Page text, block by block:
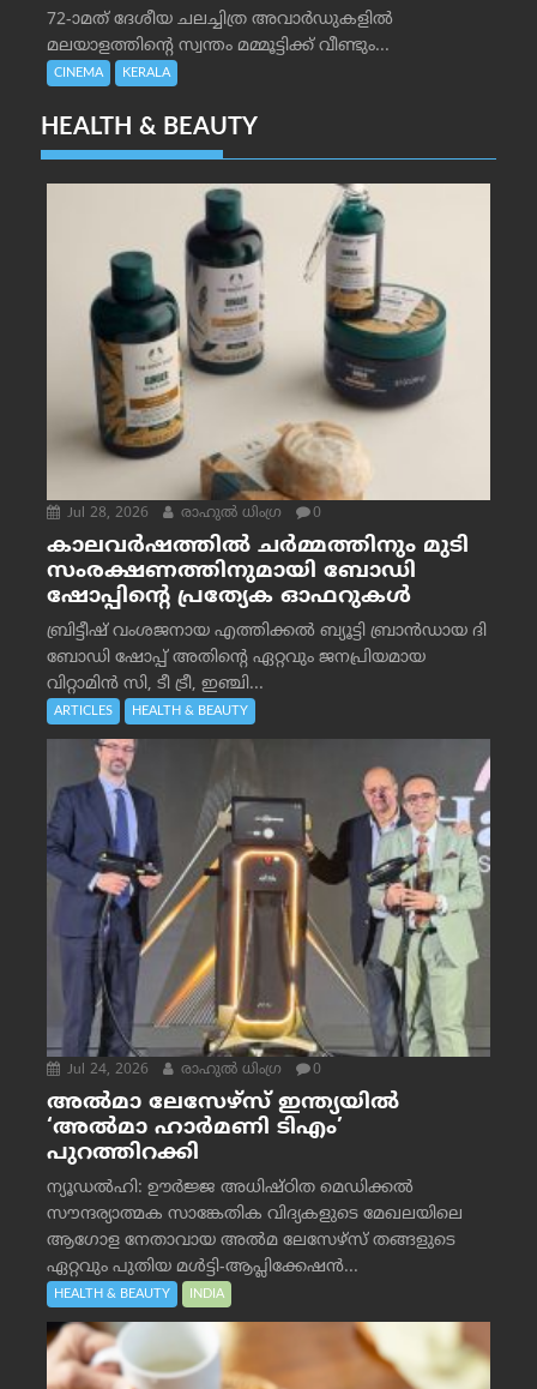
72-ാമത് ദേശീയ ചലച്ചിത്ര അവാര്‍ഡുകളില്‍
മലയാളത്തിന്റെ സ്വന്തം മമ്മൂട്ടിക്ക് വീണ്ടും...
CINEMA KERALA
HEALTH & BEAUTY
Jul 28, 2026 രാഹുല്‍ ധിംഗ്ര 0
കാലവർഷത്തിൽ ചർമ്മത്തിനും മുടി
സംരക്ഷണത്തിനുമായി ബോഡി
ഷോപ്പിന്റെ പ്രത്യേക ഓഫറുകൾ
ബ്രിട്ടീഷ് വംശജനായ എത്തിക്കൽ ബ്യൂട്ടി ബ്രാൻഡായ ദി
ബോഡി ഷോപ്പ് അതിന്റെ ഏറ്റവും ജനപ്രിയമായ
വിറ്റാമിൻ സി, ടീ ട്രീ, ഇഞ്ചി...
ARTICLES HEALTH & BEAUTY
Jul 24, 2026 രാഹുല്‍ ധിംഗ്ര 0
അൽമാ ലേസേഴ്സ് ഇന്ത്യയിൽ
‘അൽമാ ഹാർമണി ടിഎം’
പുറത്തിറക്കി
ന്യൂഡൽഹി: ഊർജ്ജ അധിഷ്ഠിത മെഡിക്കൽ
സൗന്ദര്യാത്മക സാങ്കേതിക വിദ്യകളുടെ മേഖലയിലെ
ആഗോള നേതാവായ അൽമ ലേസേഴ്സ് തങ്ങളുടെ
ഏറ്റവും പുതിയ മൾട്ടി-ആപ്ലിക്കേഷൻ...
HEALTH & BEAUTY INDIA